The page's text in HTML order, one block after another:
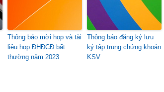
Thông báo mời họp và tài
liệu họp ĐHĐCĐ bất
thường năm 2023
Thông báo đăng ký lưu
ký tập trung chứng khoán
KSV